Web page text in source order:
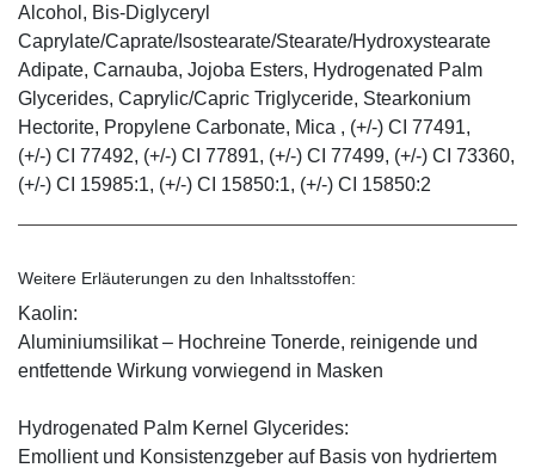
Alcohol, Bis-Diglyceryl
Caprylate/Caprate/Isostearate/Stearate/Hydroxystearate
Adipate, Carnauba, Jojoba Esters, Hydrogenated Palm
Glycerides, Caprylic/Capric Triglyceride, Stearkonium
Hectorite, Propylene Carbonate, Mica , (+/-) CI 77491,
(+/-) CI 77492, (+/-) CI 77891, (+/-) CI 77499, (+/-) CI 73360,
(+/-) CI 15985:1, (+/-) CI 15850:1, (+/-) CI 15850:2
Weitere Erläuterungen zu den Inhaltsstoffen:
Kaolin:
Aluminiumsilikat – Hochreine Tonerde, reinigende und
entfettende Wirkung vorwiegend in Masken
Hydrogenated Palm Kernel Glycerides:
Emollient und Konsistenzgeber auf Basis von hydriertem